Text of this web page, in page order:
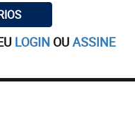
LOGIN OUASSINE